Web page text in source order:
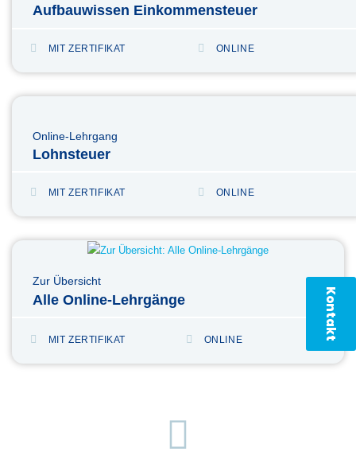
Kontakt
Aufbauwissen Einkommensteuer
MIT ZERTIFIKAT ONLINE
Online-Lehrgang
Lohnsteuer
MIT ZERTIFIKAT ONLINE
Zur Übersicht
Alle Online-Lehrgänge
MIT ZERTIFIKAT ONLINE